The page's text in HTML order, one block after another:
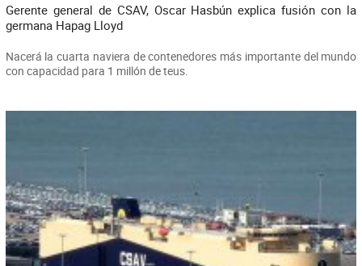
Gerente general de CSAV, Oscar Hasbún explica fusión con la
germana Hapag Lloyd
Nacerá la cuarta naviera de contenedores más importante del mundo
con capacidad para 1 millón de teus.